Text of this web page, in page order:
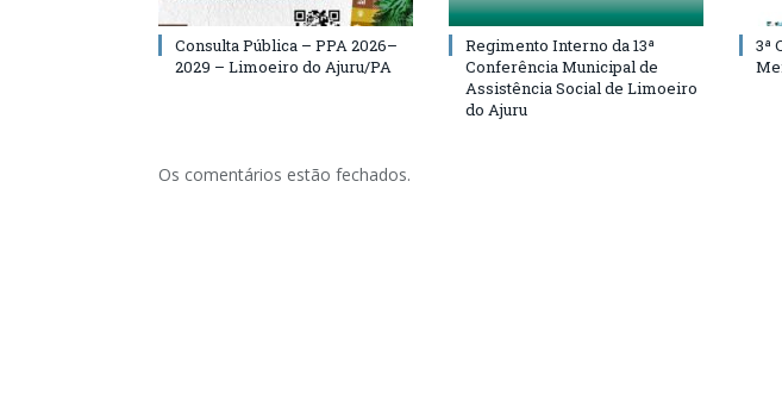
Consulta Pública – PPA 2026–
2029 – Limoeiro do Ajuru/PA
Regimento Interno da 13ª
Conferência Municipal de
Assistência Social de Limoeiro
do Ajuru
3ª
Os comentários estão fechados.